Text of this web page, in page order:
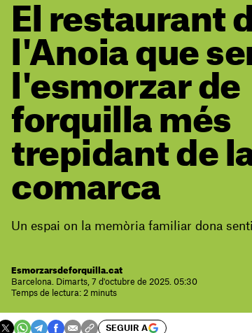
El restaurant
l'Anoia que
l'esmorzar de
forquilla més
trepidant de
comarca
Un espai on la memòria familiar dona
Esmorzarsdeforquilla.cat
Barcelona. Dimarts, 7 d'octubre de 2025. 05:30
Temps de lectura: 2 minuts
SEGUIR A